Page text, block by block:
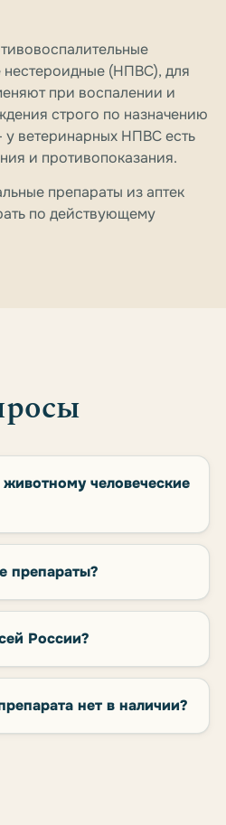
нестероидные (НПВС), для
при воспалении и
строго по назначению
у ветеринарных НПВС есть
и противопоказания.
препараты из аптек
по действующему
человеческие
препараты?
России?
нет в наличии?